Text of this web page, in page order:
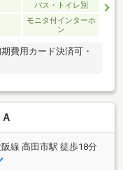
バス・トイレ別
モニタ付インターホ
ン
費用カード決済可・
線 高田市駅 徒歩18分